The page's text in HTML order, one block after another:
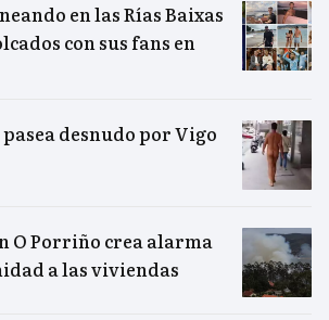
en las Rías Baixas
con sus fans en
desnudo por Vigo
O Porriño crea alarma
a las viviendas